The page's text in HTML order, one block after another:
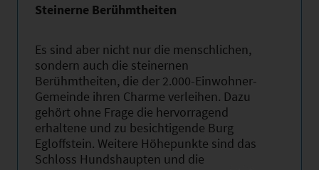
Steinerne Berühmtheiten
Es sind aber nicht nur die menschlichen,
sondern auch die steinernen
Berühmtheiten, die der 2.000-Einwohner-
Gemeinde ihren Charme verleihen. Dazu
gehört ohne Frage die hervorragend
erhaltene und zu besichtigende Burg
Egloffstein. Weitere Höhepunkte sind das
Schloss Hundshaupten und die